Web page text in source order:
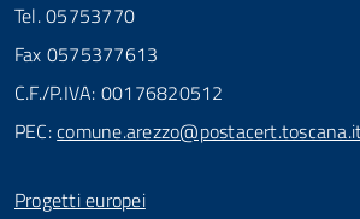
Tel. 05753770
Fax 0575377613
C.F./P.IVA: 00176820512
PEC:
Progetti europei